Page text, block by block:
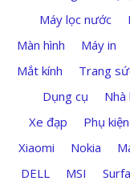
Máy lọc nước
Màn hình
Máy in
Mắt kính
Trang
Dụng cụ
Nhà
Xe đạp
Phụ
Xiaomi
Nokia
DELL
MSI